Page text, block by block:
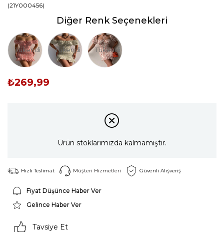
(21Y000456)
Diğer Renk Seçenekleri
Tükendi Tükendi Tükendi
₺269,99
Ürün stoklarımızda kalmamıştır.
Hızlı Teslimat Müşteri Hizmetleri Güvenli Alışveriş
Fiyat Düşünce Haber Ver
Gelince Haber Ver
Tavsiye Et